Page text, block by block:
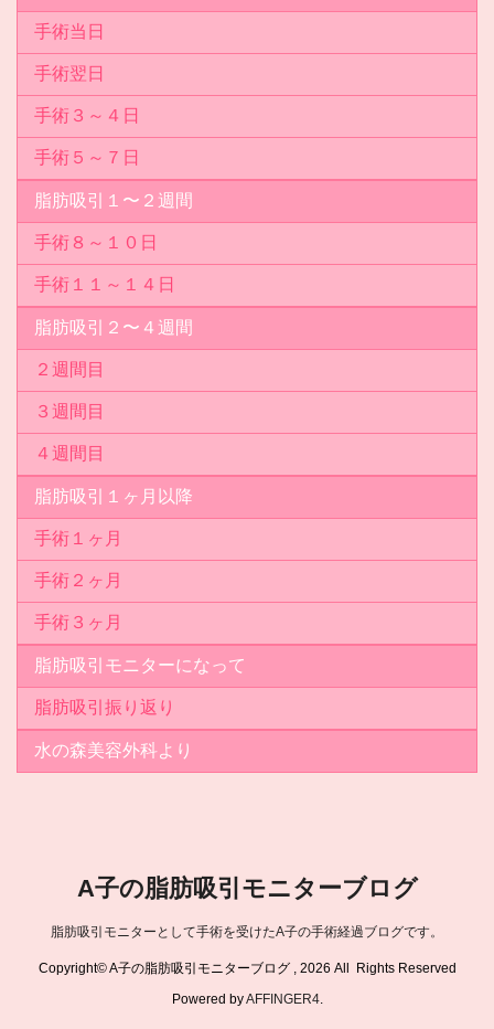
手術当日
手術翌日
手術３～４日
手術５～７日
脂肪吸引１〜２週間
手術８～１０日
手術１１～１４日
脂肪吸引２〜４週間
２週間目
３週間目
４週間目
脂肪吸引１ヶ月以降
手術１ヶ月
手術２ヶ月
手術３ヶ月
脂肪吸引モニターになって
脂肪吸引振り返り
水の森美容外科より
A子の脂肪吸引モニターブログ
脂肪吸引モニターとして手術を受けたA子の手術経過ブログです。
Copyright© A子の脂肪吸引モニターブログ , 2026 All Rights Reserved
Powered byAFFINGER4.